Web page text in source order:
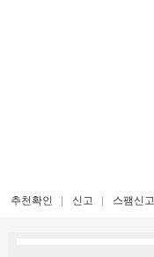
추천확인 신고 스팸신고